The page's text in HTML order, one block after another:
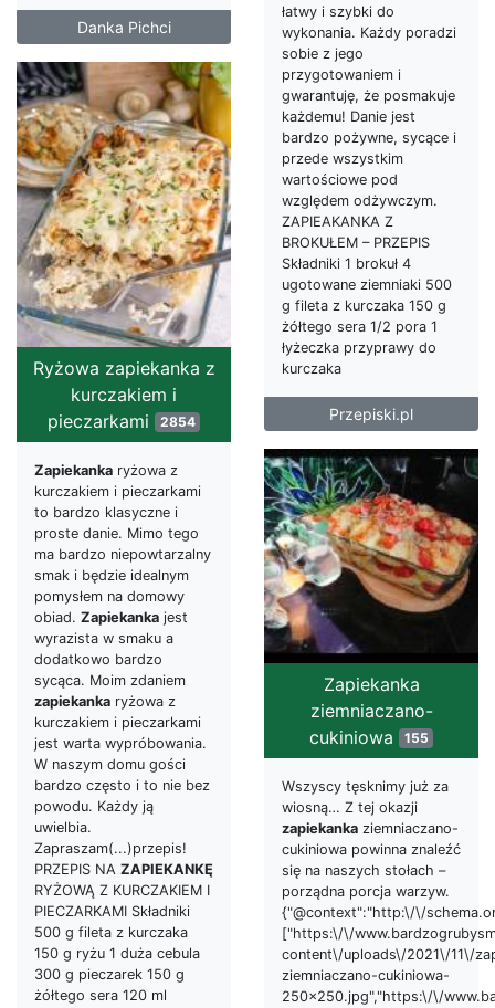
Danka Pichci
łatwy i szybki do
wykonania. Każdy poradzi
sobie z jego
przygotowaniem i
gwarantuję, że posmakuje
każdemu! Danie jest
bardzo pożywne, sycące i
przede wszystkim
wartościowe pod
względem odżywczym.
ZAPIEAKANKA Z
BROKUŁEM – PRZEPIS
Składniki 1 brokuł 4
ugotowane ziemniaki 500
g fileta z kurczaka 150 g
żółtego sera 1/2 pora 1
łyżeczka przyprawy do
kurczaka
Przepiski.pl
Ryżowa zapiekanka z
kurczakiem i
pieczarkami
2854
Zapiekanka ryżowa z
kurczakiem i pieczarkami
to bardzo klasyczne i
proste danie. Mimo tego
ma bardzo niepowtarzalny
smak i będzie idealnym
pomysłem na domowy
obiad. Zapiekanka jest
wyrazista w smaku a
dodatkowo bardzo
sycąca. Moim zdaniem
zapiekanka ryżowa z
kurczakiem i pieczarkami
jest warta wypróbowania.
W naszym domu gości
bardzo często i to nie bez
powodu. Każdy ją
uwielbia.
Zapraszam(...)przepis!
PRZEPIS NA ZAPIEKANKĘ
RYŻOWĄ Z KURCZAKIEM I
PIECZARKAMI Składniki
500 g fileta z kurczaka
150 g ryżu 1 duża cebula
300 g pieczarek 150 g
żółtego sera 120 ml
Zapiekanka
ziemniaczano-
cukiniowa
155
Wszyscy tęsknimy już za
wiosną… Z tej okazji
zapiekanka ziemniaczano-
cukiniowa powinna znaleźć
się na naszych stołach –
porządna porcja warzyw.
{"@context":"http:\/\/
["https:\/\/
content\/uploads\/2021\/11\/
ziemniaczano-cukiniowa-
250x250.jpg","https:\/\/